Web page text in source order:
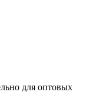
для оптовых